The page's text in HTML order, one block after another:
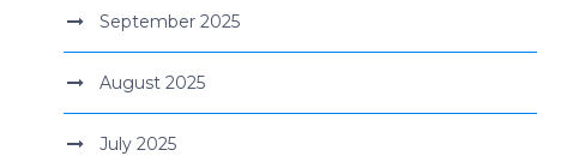
September 2025
August 2025
July 2025